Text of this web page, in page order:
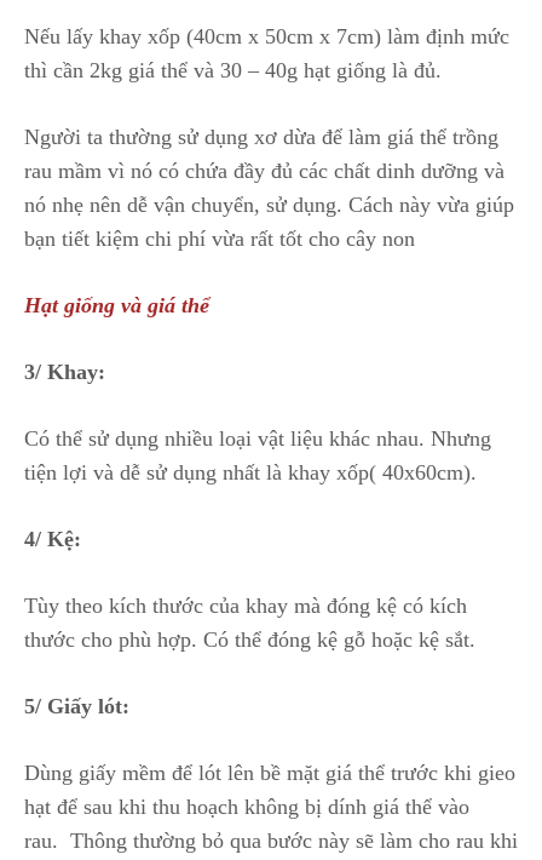
Nếu lấy khay xốp (40cm x 50cm x 7cm) làm định mức
thì cần 2kg giá thể và 30 – 40g hạt giống là đủ.
Người ta thường sử dụng xơ dừa để làm giá thể trồng
rau mầm vì nó có chứa đầy đủ các chất dinh dưỡng và
nó nhẹ nên dễ vận chuyển, sử dụng. Cách này vừa giúp
bạn tiết kiệm chi phí vừa rất tốt cho cây non
Hạt giống và giá thể
3/ Khay:
Có thể sử dụng nhiều loại vật liệu khác nhau. Nhưng
tiện lợi và dễ sử dụng nhất là khay xốp( 40x60cm).
4/ Kệ:
Tùy theo kích thước của khay mà đóng kệ có kích
thước cho phù hợp. Có thể đóng kệ gỗ hoặc kệ sắt.
5/ Giấy lót:
Dùng giấy mềm để lót lên bề mặt giá thể trước khi gieo
hạt để sau khi thu hoạch không bị dính giá thể vào
rau. Thông thường bỏ qua bước này sẽ làm cho rau khi